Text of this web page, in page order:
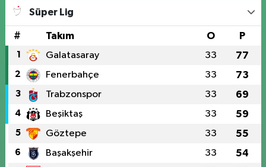
Süper Lig
# Takım O P
1 Galatasaray 33 77
2 Fenerbahçe 33 73
3 Trabzonspor 33 69
4 Beşiktaş 33 59
5 Göztepe 33 55
6 Başakşehir 33 54